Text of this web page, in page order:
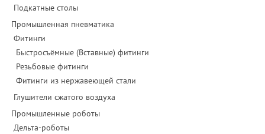
Подкатные столы
Промышленная пневматика
Фитинги
Быстросъёмные (Вставные) фитинги
Резьбовые фитинги
Фитинги из нержавеющей стали
Глушители сжатого воздуха
Промышленные роботы
Дельта-роботы